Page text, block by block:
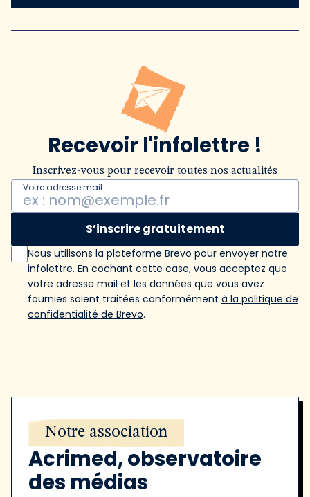
Recevoir l'infolettre !
Inscrivez-vous pour recevoir toutes nos actualités
Votre adresse mail
S’inscrire gratuitement
Nous utilisons la plateforme Brevo pour envoyer notre
infolettre. En cochant cette case, vous acceptez que
votre adresse mail et les données que vous avez
fournies soient traitées conformément à la politique de
confidentialité de Brevo.
Notre association
Acrimed, observatoire
des médias